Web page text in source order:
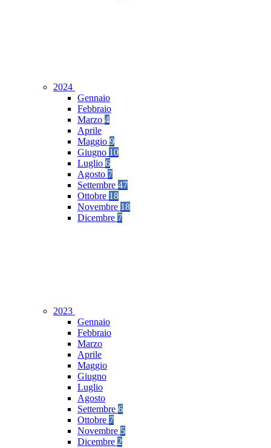
2024
Gennaio
Febbraio
Marzo 4
Aprile
Maggio 9
Giugno 10
Luglio 6
Agosto 7
Settembre 47
Ottobre 18
Novembre 18
Dicembre 7
2023
Gennaio
Febbraio
Marzo
Aprile
Maggio
Giugno
Luglio
Agosto
Settembre 6
Ottobre 7
Novembre 5
Dicembre 2